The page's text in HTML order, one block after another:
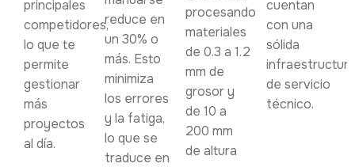
principales
competidores,
lo que te
permite
gestionar
más
proyectos
al día.
reduce en
un 30% o
más. Esto
minimiza
los errores
y la fatiga,
lo que se
traduce en
procesando
materiales
de 0.3 a 1.2
mm de
grosor y
de 10 a
200 mm
de altura
cuentan
con una
sólida
infraestructura
de servicio
técnico.